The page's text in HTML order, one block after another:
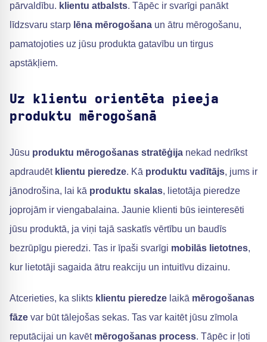
pārvaldību. klientu atbalsts. Tāpēc ir svarīgi panākt
līdzsvaru starp lēna mērogošana un ātru mērogošanu,
pamatojoties uz jūsu produkta gatavību un tirgus
apstākļiem.
Uz klientu orientēta pieeja
produktu mērogošanā
Jūsu produktu mērogošanas stratēģija nekad nedrīkst
apdraudēt klientu pieredze. Kā produktu vadītājs, jums ir
jānodrošina, lai kā produktu skalas, lietotāja pieredze
joprojām ir viengabalaina. Jaunie klienti būs ieinteresēti
jūsu produktā, ja viņi tajā saskatīs vērtību un baudīs
bezrūpīgu pieredzi. Tas ir īpaši svarīgi mobilās lietotnes,
kur lietotāji sagaida ātru reakciju un intuitīvu dizainu.
Atcerieties, ka slikts klientu pieredze laikā mērogošanas
fāze var būt tālejošas sekas. Tas var kaitēt jūsu zīmola
reputācijai un kavēt mērogošanas process. Tāpēc ir ļoti